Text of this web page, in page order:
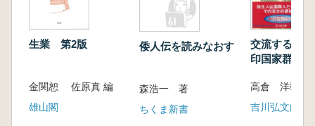
生業 第2版
金関恕 佐原真 編
雄山閣
倭人伝を読みなおす
森浩一 著
ちくま新書
交流する弥
印国家群の
高倉 洋彰 著
吉川弘文館